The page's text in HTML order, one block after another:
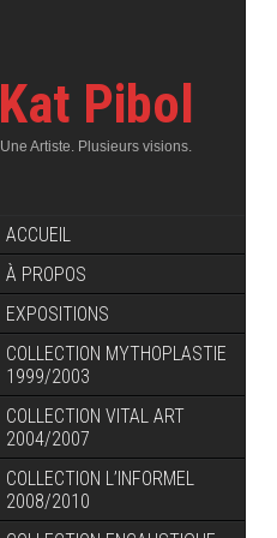
Kat Pibol
Une Artiste. Plusieurs visions.
ACCUEIL
À PROPOS
EXPOSITIONS
COLLECTION MYTHOPLASTIE
1999/2003
COLLECTION VITAL ART
2004/2007
COLLECTION L’INFORMEL
2008/2010